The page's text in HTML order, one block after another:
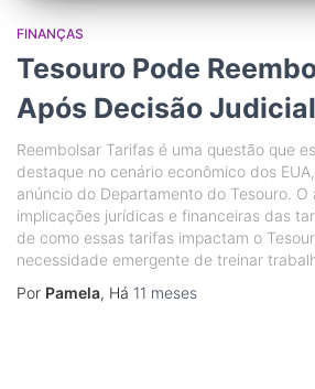
FINANÇAS
Tesouro Pode
Após Decisão Judicial
Reembolsar Tarifas é uma questão que
destaque no cenário econômico dos
anúncio do Departamento do Tesouro. O
implicações jurídicas e financeiras das
de como essas tarifas impactam o
necessidade emergente de treinar
Por Pamela, Há 11 meses